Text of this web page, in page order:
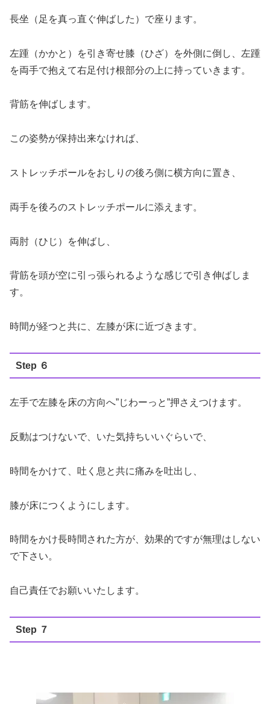
長坐（足を真っ直ぐ伸ばした）で座ります。
左踵（かかと）を引き寄せ膝（ひざ）を外側に倒し、左踵
を両手で抱えて右足付け根部分の上に持っていきます。
背筋を伸ばします。
この姿勢が保持出来なければ、
ストレッチポールをおしりの後ろ側に横方向に置き、
両手を後ろのストレッチポールに添えます。
両肘（ひじ）を伸ばし、
背筋を頭が空に引っ張られるような感じで引き伸ばしま
す。
時間が経つと共に、左膝が床に近づきます。
Step ６
左手で左膝を床の方向へ”じわーっと”押さえつけます。
反動はつけないで、いた気持ちいいぐらいで、
時間をかけて、吐く息と共に痛みを吐出し、
膝が床につくようにします。
時間をかけ長時間された方が、効果的ですが無理はしない
で下さい。
自己責任でお願いいたします。
Step ７